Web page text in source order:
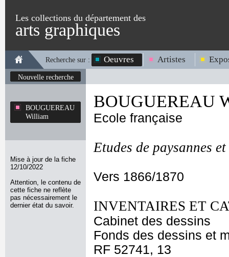
Les collections du département des
arts graphiques
Recherche sur : Oeuvres Artistes
Nouvelle recherche
BOUGUEREAU
William
Mise à jour de la fiche
12/10/2022
Attention, le contenu de
cette fiche ne reflète
pas nécessairement le
dernier état du savoir.
BOUGUEREAU
Ecole française
Etudes de paysannes
Vers 1866/1870
INVENTAIRES ET
Cabinet des dessins
Fonds des dessins et
RF 52741, 13